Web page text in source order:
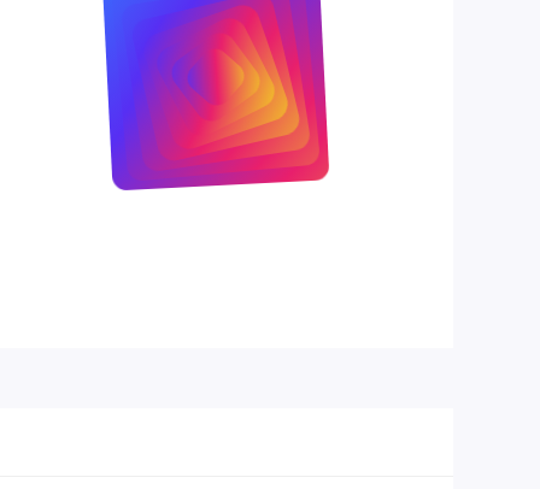
VoiceAware
JBL Headphones App (cho phép tùy
chỉnh EQ, v.v.)
SBC, AAC